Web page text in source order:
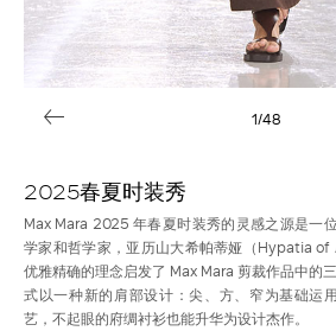
1/48
2025春夏时装秀
Max Mara 2025 年春夏时装秀的灵感之源是一
学家和哲学家，亚历山大希帕蒂娅（Hypatia
优雅精确的理念启发了 Max Mara 剪裁作品中的
式以一种新的肩部设计：尖、方、窄为基础运
艺，不起眼的府绸衬衫也能升华为设计杰作。